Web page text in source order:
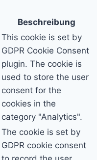
Beschreibung
This cookie is set by
GDPR Cookie Consent
plugin. The cookie is
used to store the user
consent for the
cookies in the
category "Analytics".
The cookie is set by
GDPR cookie consent